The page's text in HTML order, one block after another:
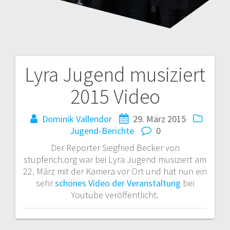
Lyra Jugend musiziert
2015 Video
Dominik Vallendor
29. März 2015
Jugend-Berichte
0
Der Reporter Siegfried Becker von
stupferich.org war bei Lyra Jugend musiziert am
22. März mit der Kamera vor Ort und hat nun ein
sehrschönes Video der Veranstaltung bei
Youtube veröffentlicht.
Beitragsnavigation